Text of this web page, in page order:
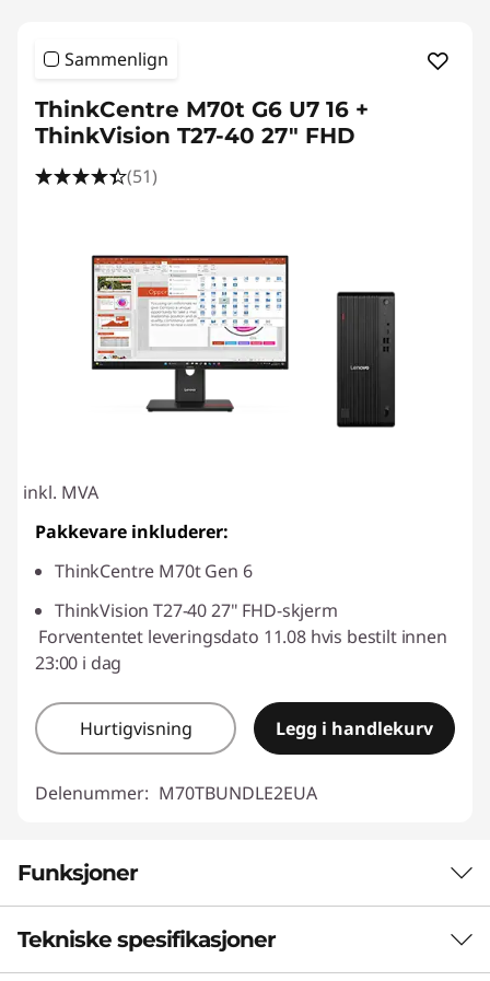
Sammenlign
ThinkCentre M70t G6 U7 16 +
ThinkVision T27-40 27" FHD
(51)
inkl. MVA
Pakkevare inkluderer:
ThinkCentre M70t Gen 6
ThinkVision T27-40 27" FHD-skjerm
Forvententet leveringsdato 11.08 hvis bestilt innen
23:00 i dag
Hurtigvisning Legg i handlekurv
Delenummer: M70TBUNDLE2EUA
Funksjoner
KOMPAKT KRAFT, GRENSELØS
EFFEKTIVITET
Tekniske spesifikasjoner